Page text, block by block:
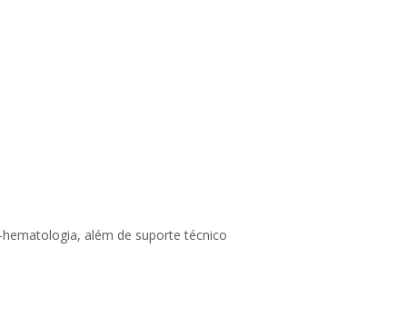
além de suporte técnico